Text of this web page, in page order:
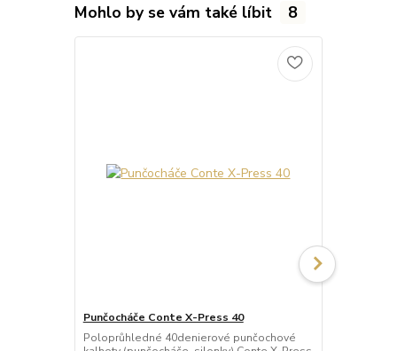
Mohlo by se vám také líbit 8
Punčocháče Conte X-Press 40
Poloprůhledné 40denierové punčochové